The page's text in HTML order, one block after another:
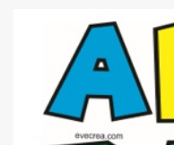
decorar el dormitorio con
boxeo Ideas para
que se pueden hacer con